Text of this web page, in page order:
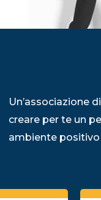
Un’associazione
creare per te un
ambiente positivo